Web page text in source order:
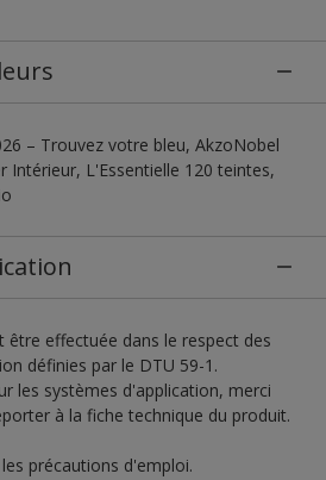
– Trouvez votre bleu, AkzoNobel
Intérieur, L'Essentielle 120 teintes,
être effectuée dans le respect des
définies par le DTU 59-1.
les systèmes d'application, merci
à la fiche technique du produit.
précautions d'emploi.